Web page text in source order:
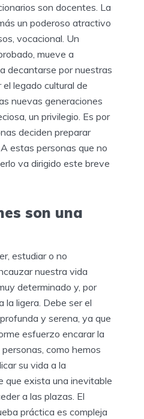
son docentes. La
un poderoso atractivo
vocacional. Un
mueve a
decantarse por nuestras
legado cultural de
nuevas generaciones
un privilegio. Es por
deciden preparar
estas personas que no
va dirigido este breve
son una
estudiar o no
nuestra vida
determinado y, por
la ligera. Debe ser el
y serena, ya que
esfuerzo encarar la
como hemos
su vida a la
que exista una inevitable
a las plazas. El
práctica es compleja